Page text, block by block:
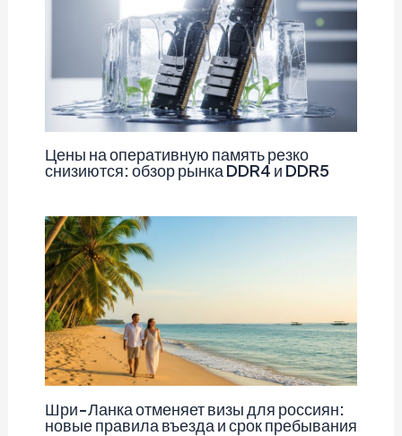
Цены на оперативную память резко
снизиются: обзор рынка DDR4 и DDR5
Шри-Ланка отменяет визы для россиян:
новые правила въезда и срок пребывания